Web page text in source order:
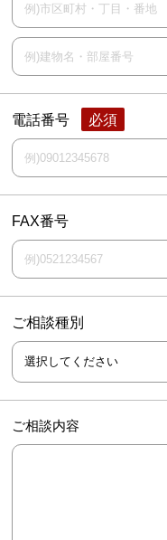
電話番号
FAX番号
ご相談種別
ご相談内容